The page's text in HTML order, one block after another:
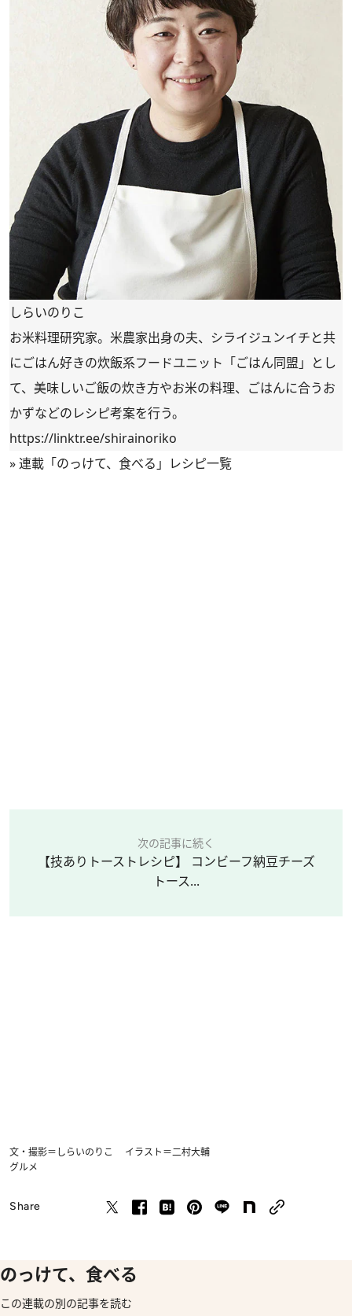
しらいのりこ
お米料理研究家。米農家出身の夫、シライジュンイチと共
にごはん好きの炊飯系フードユニット「ごはん同盟」とし
て、美味しいご飯の炊き方やお米の料理、ごはんに合うお
かずなどのレシピ考案を行う。
https://linktr.ee/shirainoriko
»連載「のっけて、食べる」レシピ一覧
次の記事に続く
【技ありトーストレシピ】 コンビーフ納豆チーズ
トース...
文・撮影＝しらいのりこ イラスト＝二村大輔
グルメ
Share
のっけて、食べる
この連載の別の記事を読む